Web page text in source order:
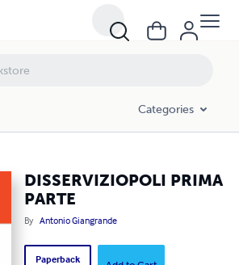
Categories
DISSERVIZIOPOLI PRIMA
PARTE
By Antonio Giangrande
Paperback